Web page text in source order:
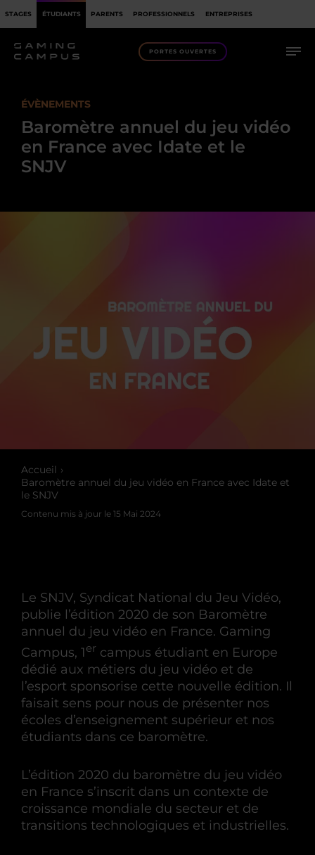
STAGES ÉTUDIANTS PARENTS PROFESSIONNELS ENTREPRISES
PORTES OUVERTES
ÉVÈNEMENTS
Baromètre annuel du jeu vidéo
en France avec Idate et le
SNJV
Accueil
Baromètre annuel du jeu vidéo en France avec Idate et
le SNJV
Contenu mis à jour le 15 Mai 2024
Le SNJV, Syndicat National du Jeu Vidéo,
publie l’édition 2020 de son Baromètre
annuel du jeu vidéo en France. Gaming
Campus, 1er campus étudiant en Europe
dédié aux métiers du jeu vidéo et de
l’esport sponsorise cette nouvelle édition. Il
faisait sens pour nous de présenter nos
écoles d’enseignement supérieur et nos
étudiants dans ce baromètre.
L’édition 2020 du baromètre du jeu vidéo
en France s’inscrit dans un contexte de
croissance mondiale du secteur et de
transitions technologiques et industrielles.